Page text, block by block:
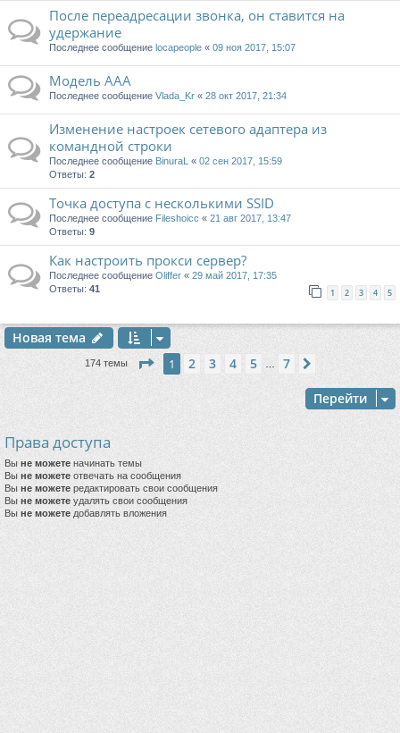
После переадресации звонка, он ставится на
удержание
Последнее сообщение locapeople « 09 ноя 2017, 15:07
Модель AAA
Последнее сообщение Vlada_Kr « 28 окт 2017, 21:34
Изменение настроек сетевого адаптера из
командной строки
Последнее сообщение BinuraL « 02 сен 2017, 15:59
Ответы: 2
Точка доступа с несколькими SSID
Последнее сообщение Fileshoicc « 21 авг 2017, 13:47
Ответы: 9
Как настроить прокси сервер?
Последнее сообщение Oliffer « 29 май 2017, 17:35
Ответы: 41 1 2 3 4 5
Новая тема
174 темы Страница из 7
1 2 3 4 5 7
Перейти
Права доступа
Вы не можете начинать темы
Вы не можете отвечать на сообщения
Вы не можете редактировать свои сообщения
Вы не можете удалять свои сообщения
Вы не можете добавлять вложения